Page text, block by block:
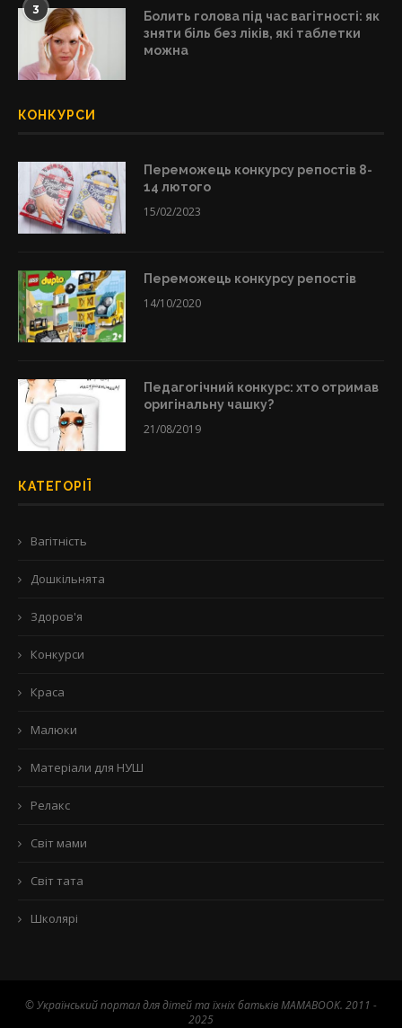
3
Болить голова під час вагітності: як
зняти біль без ліків, які таблетки
можна
КОНКУРСИ
Переможець конкурсу репостів 8-
14 лютого
15/02/2023
Переможець конкурсу репостів
14/10/2020
Педагогічний конкурс: хто отримав
оригінальну чашку?
21/08/2019
КАТЕГОРІЇ
Вагітність
Дошкільнята
Здоров'я
Конкурси
Краса
Малюки
Матеріали для НУШ
Релакс
Світ мами
Світ тата
Школярі
© Український портал для дітей та їхніх батьків MAMABOOK. 2011 -
2025